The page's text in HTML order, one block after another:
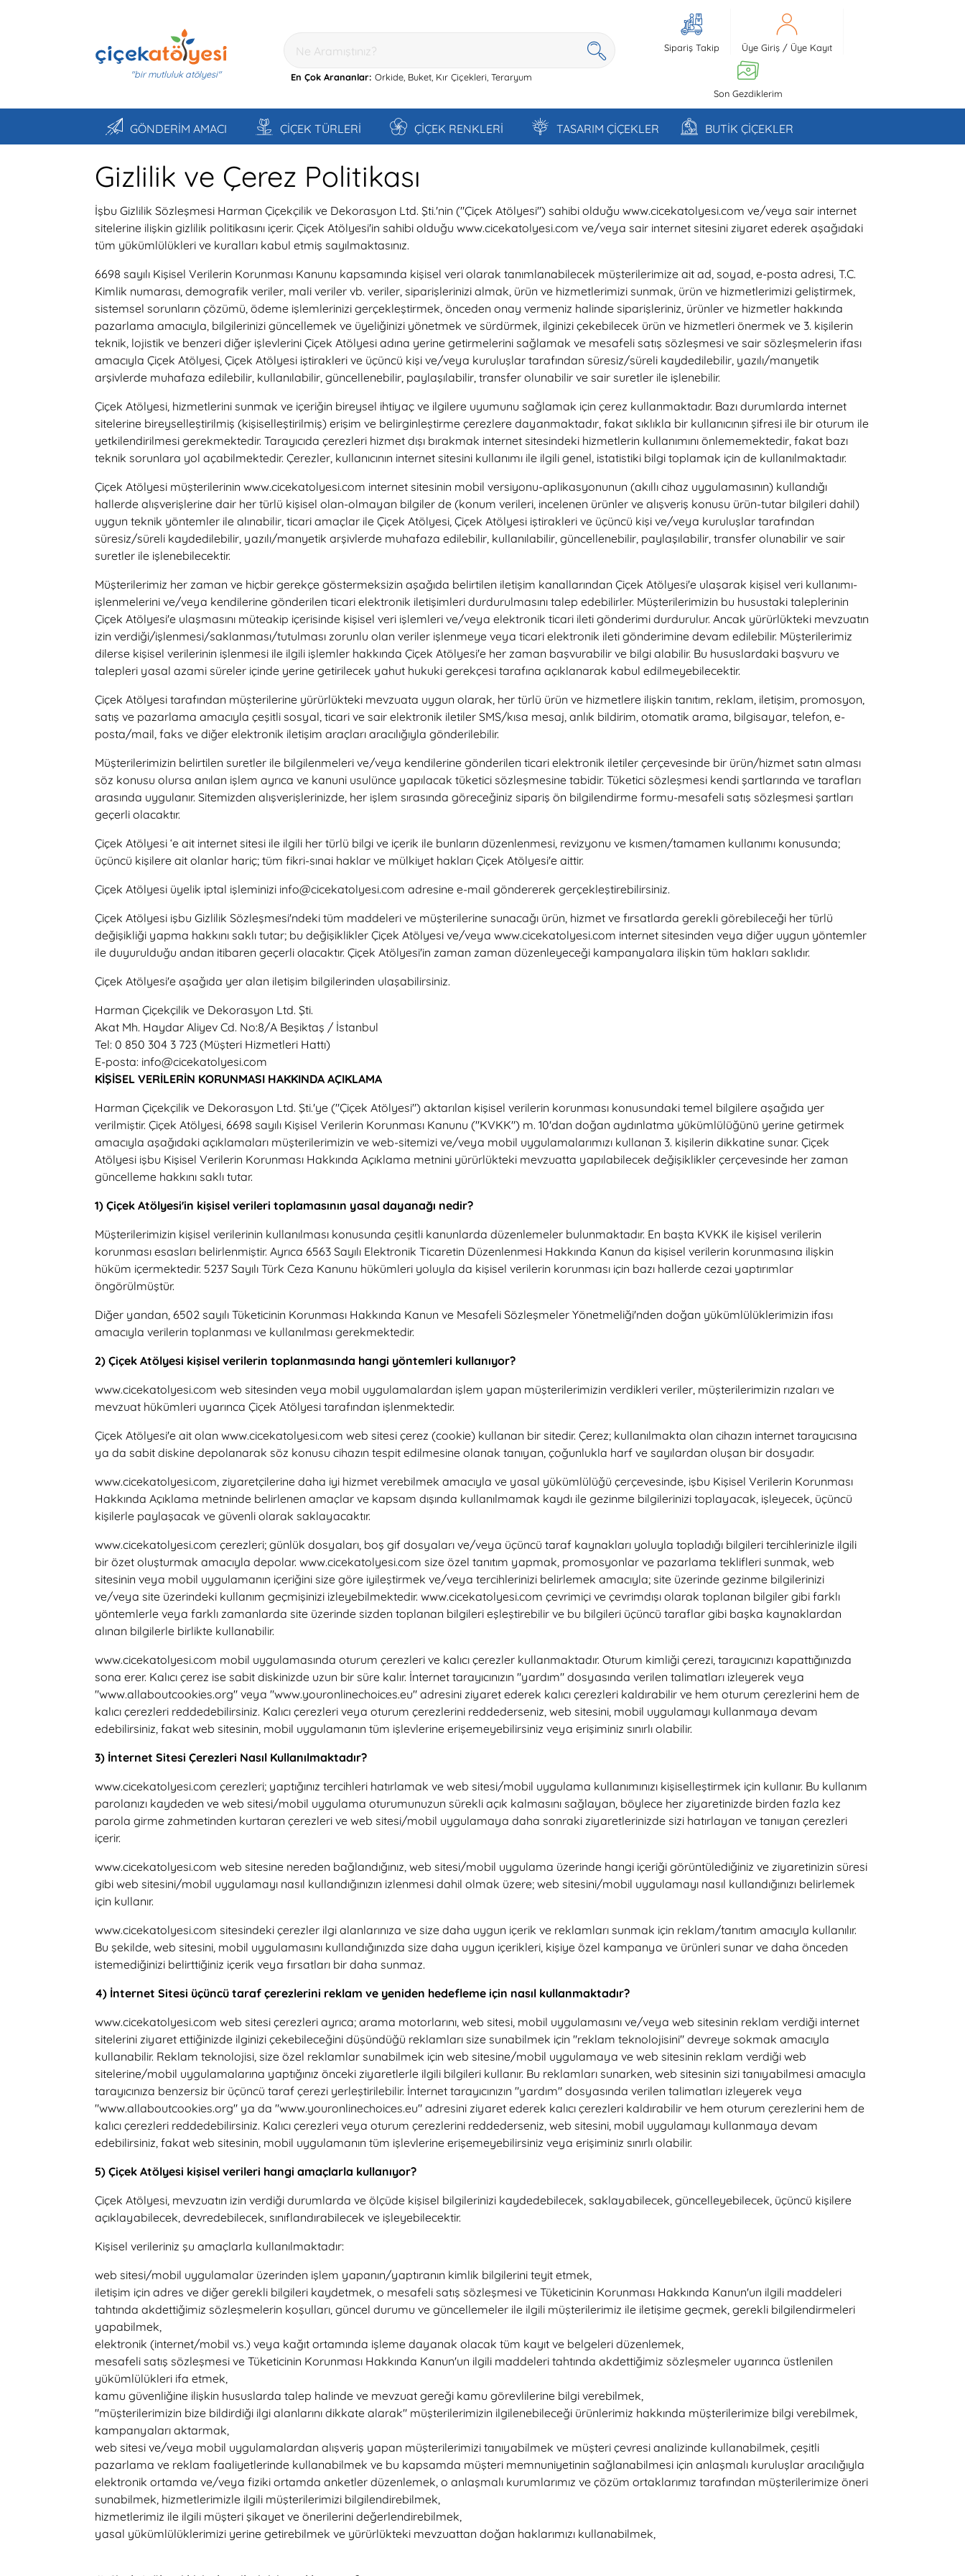
"bir mutluluk atölyesi" En Çok Arananlar: Orkide, Buket, Kır Çiçekleri, Teraryum
Sipariş Takip Üye Giriş/ Üye Kayıt
Son Gezdiklerim
GÖNDERİM AMACI ÇİÇEK TÜRLERİ ÇİÇEK RENKLERİ TASARIM ÇİÇEKLER BUTİK ÇİÇEKLER
Gizlilik ve Çerez Politikası
İşbu Gizlilik Sözleşmesi Harman Çiçekçilik ve Dekorasyon Ltd. Şti.'nin ("Çiçek Atölyesi") sahibi olduğu www.cicekatolyesi.com ve/veya sair internet
sitelerine ilişkin gizlilik politikasını içerir. Çiçek Atölyesi'in sahibi olduğu www.cicekatolyesi.com ve/veya sair internet sitesini ziyaret ederek aşağıdaki
tüm yükümlülükleri ve kuralları kabul etmiş sayılmaktasınız.
6698 sayılı Kişisel Verilerin Korunması Kanunu kapsamında kişisel veri olarak tanımlanabilecek müşterilerimize ait ad, soyad, e-posta adresi, T.C.
Kimlik numarası, demografik veriler, mali veriler vb. veriler, siparişlerinizi almak, ürün ve hizmetlerimizi sunmak, ürün ve hizmetlerimizi geliştirmek,
sistemsel sorunların çözümü, ödeme işlemlerinizi gerçekleştirmek, önceden onay vermeniz halinde siparişleriniz, ürünler ve hizmetler hakkında
pazarlama amacıyla, bilgilerinizi güncellemek ve üyeliğinizi yönetmek ve sürdürmek, ilginizi çekebilecek ürün ve hizmetleri önermek ve 3. kişilerin
teknik, lojistik ve benzeri diğer işlevlerini Çiçek Atölyesi adına yerine getirmelerini sağlamak ve mesafeli satış sözleşmesi ve sair sözleşmelerin ifası
amacıyla Çiçek Atölyesi, Çiçek Atölyesi iştirakleri ve üçüncü kişi ve/veya kuruluşlar tarafından süresiz/süreli kaydedilebilir, yazılı/manyetik
arşivlerde muhafaza edilebilir, kullanılabilir, güncellenebilir, paylaşılabilir, transfer olunabilir ve sair suretler ile işlenebilir.
Çiçek Atölyesi, hizmetlerini sunmak ve içeriğin bireysel ihtiyaç ve ilgilere uyumunu sağlamak için çerez kullanmaktadır. Bazı durumlarda internet
sitelerine bireyselleştirilmiş (kişiselleştirilmiş) erişim ve belirginleştirme çerezlere dayanmaktadır, fakat sıklıkla bir kullanıcının şifresi ile bir oturum ile
yetkilendirilmesi gerekmektedir. Tarayıcıda çerezleri hizmet dışı bırakmak internet sitesindeki hizmetlerin kullanımını önlememektedir, fakat bazı
teknik sorunlara yol açabilmektedir. Çerezler, kullanıcının internet sitesini kullanımı ile ilgili genel, istatistiki bilgi toplamak için de kullanılmaktadır.
Çiçek Atölyesi müşterilerinin www.cicekatolyesi.com internet sitesinin mobil versiyonu-aplikasyonunun (akıllı cihaz uygulamasının) kullandığı
hallerde alışverişlerine dair her türlü kişisel olan-olmayan bilgiler de (konum verileri, incelenen ürünler ve alışveriş konusu ürün-tutar bilgileri dahil)
uygun teknik yöntemler ile alınabilir, ticari amaçlar ile Çiçek Atölyesi, Çiçek Atölyesi iştirakleri ve üçüncü kişi ve/veya kuruluşlar tarafından
süresiz/süreli kaydedilebilir, yazılı/manyetik arşivlerde muhafaza edilebilir, kullanılabilir, güncellenebilir, paylaşılabilir, transfer olunabilir ve sair
suretler ile işlenebilecektir.
Müşterilerimiz her zaman ve hiçbir gerekçe göstermeksizin aşağıda belirtilen iletişim kanallarından Çiçek Atölyesi'e ulaşarak kişisel veri kullanımı-
işlenmelerini ve/veya kendilerine gönderilen ticari elektronik iletişimleri durdurulmasını talep edebilirler. Müşterilerimizin bu husustaki taleplerinin
Çiçek Atölyesi'e ulaşmasını müteakip içerisinde kişisel veri işlemleri ve/veya elektronik ticari ileti gönderimi durdurulur. Ancak yürürlükteki mevzuatın
izin verdiği/işlenmesi/saklanması/tutulması zorunlu olan veriler işlenmeye veya ticari elektronik ileti gönderimine devam edilebilir. Müşterilerimiz
dilerse kişisel verilerinin işlenmesi ile ilgili işlemler hakkında Çiçek Atölyesi'e her zaman başvurabilir ve bilgi alabilir. Bu hususlardaki başvuru ve
talepleri yasal azami süreler içinde yerine getirilecek yahut hukuki gerekçesi tarafına açıklanarak kabul edilmeyebilecektir.
Çiçek Atölyesi tarafından müşterilerine yürürlükteki mevzuata uygun olarak, her türlü ürün ve hizmetlere ilişkin tanıtım, reklam, iletişim, promosyon,
satış ve pazarlama amacıyla çeşitli sosyal, ticari ve sair elektronik iletiler SMS/kısa mesaj, anlık bildirim, otomatik arama, bilgisayar, telefon, e-
posta/mail, faks ve diğer elektronik iletişim araçları aracılığıyla gönderilebilir.
Müşterilerimizin belirtilen suretler ile bilgilenmeleri ve/veya kendilerine gönderilen ticari elektronik iletiler çerçevesinde bir ürün/hizmet satın alması
söz konusu olursa anılan işlem ayrıca ve kanuni usulünce yapılacak tüketici sözleşmesine tabidir. Tüketici sözleşmesi kendi şartlarında ve tarafları
arasında uygulanır. Sitemizden alışverişlerinizde, her işlem sırasında göreceğiniz sipariş ön bilgilendirme formu-mesafeli satış sözleşmesi şartları
geçerli olacaktır.
Çiçek Atölyesi ‘e ait internet sitesi ile ilgili her türlü bilgi ve içerik ile bunların düzenlenmesi, revizyonu ve kısmen/tamamen kullanımı konusunda;
üçüncü kişilere ait olanlar hariç; tüm fikri-sınai haklar ve mülkiyet hakları Çiçek Atölyesi'e aittir.
Çiçek Atölyesi üyelik iptal işleminizi info@cicekatolyesi.com adresine e-mail göndererek gerçekleştirebilirsiniz.
Çiçek Atölyesi işbu Gizlilik Sözleşmesi'ndeki tüm maddeleri ve müşterilerine sunacağı ürün, hizmet ve fırsatlarda gerekli görebileceği her türlü
değişikliği yapma hakkını saklı tutar; bu değişiklikler Çiçek Atölyesi ve/veya www.cicekatolyesi.com internet sitesinden veya diğer uygun yöntemler
ile duyurulduğu andan itibaren geçerli olacaktır. Çiçek Atölyesi'in zaman zaman düzenleyeceği kampanyalara ilişkin tüm hakları saklıdır.
Çiçek Atölyesi'e aşağıda yer alan iletişim bilgilerinden ulaşabilirsiniz.
Harman Çiçekçilik ve Dekorasyon Ltd. Şti.
Akat Mh. Haydar Aliyev Cd. No:8/A Beşiktaş / İstanbul
Tel: 0 850 304 3 723 (Müşteri Hizmetleri Hattı)
E-posta: info@cicekatolyesi.com
KİŞİSEL VERİLERİN KORUNMASI HAKKINDA AÇIKLAMA
Harman Çiçekçilik ve Dekorasyon Ltd. Şti.'ye ("Çiçek Atölyesi") aktarılan kişisel verilerin korunması konusundaki temel bilgilere aşağıda yer
verilmiştir. Çiçek Atölyesi, 6698 sayılı Kişisel Verilerin Korunması Kanunu ("KVKK") m. 10'dan doğan aydınlatma yükümlülüğünü yerine getirmek
amacıyla aşağıdaki açıklamaları müşterilerimizin ve web-sitemizi ve/veya mobil uygulamalarımızı kullanan 3. kişilerin dikkatine sunar. Çiçek
Atölyesi işbu Kişisel Verilerin Korunması Hakkında Açıklama metnini yürürlükteki mevzuatta yapılabilecek değişiklikler çerçevesinde her zaman
güncelleme hakkını saklı tutar.
1) Çiçek Atölyesi'in kişisel verileri toplamasının yasal dayanağı nedir?
Müşterilerimizin kişisel verilerinin kullanılması konusunda çeşitli kanunlarda düzenlemeler bulunmaktadır. En başta KVKK ile kişisel verilerin
korunması esasları belirlenmiştir. Ayrıca 6563 Sayılı Elektronik Ticaretin Düzenlenmesi Hakkında Kanun da kişisel verilerin korunmasına ilişkin
hüküm içermektedir. 5237 Sayılı Türk Ceza Kanunu hükümleri yoluyla da kişisel verilerin korunması için bazı hallerde cezai yaptırımlar
öngörülmüştür.
Diğer yandan, 6502 sayılı Tüketicinin Korunması Hakkında Kanun ve Mesafeli Sözleşmeler Yönetmeliği'nden doğan yükümlülüklerimizin ifası
amacıyla verilerin toplanması ve kullanılması gerekmektedir.
2) Çiçek Atölyesi kişisel verilerin toplanmasında hangi yöntemleri kullanıyor?
www.cicekatolyesi.com web sitesinden veya mobil uygulamalardan işlem yapan müşterilerimizin verdikleri veriler, müşterilerimizin rızaları ve
mevzuat hükümleri uyarınca Çiçek Atölyesi tarafından işlenmektedir.
Çiçek Atölyesi'e ait olan www.cicekatolyesi.com web sitesi çerez (cookie) kullanan bir sitedir. Çerez; kullanılmakta olan cihazın internet tarayıcısına
ya da sabit diskine depolanarak söz konusu cihazın tespit edilmesine olanak tanıyan, çoğunlukla harf ve sayılardan oluşan bir dosyadır.
www.cicekatolyesi.com, ziyaretçilerine daha iyi hizmet verebilmek amacıyla ve yasal yükümlülüğü çerçevesinde, işbu Kişisel Verilerin Korunması
Hakkında Açıklama metninde belirlenen amaçlar ve kapsam dışında kullanılmamak kaydı ile gezinme bilgilerinizi toplayacak, işleyecek, üçüncü
kişilerle paylaşacak ve güvenli olarak saklayacaktır.
www.cicekatolyesi.com çerezleri; günlük dosyaları, boş gif dosyaları ve/veya üçüncü taraf kaynakları yoluyla topladığı bilgileri tercihlerinizle ilgili
bir özet oluşturmak amacıyla depolar. www.cicekatolyesi.com size özel tanıtım yapmak, promosyonlar ve pazarlama teklifleri sunmak, web
sitesinin veya mobil uygulamanın içeriğini size göre iyileştirmek ve/veya tercihlerinizi belirlemek amacıyla; site üzerinde gezinme bilgilerinizi
ve/veya site üzerindeki kullanım geçmişinizi izleyebilmektedir. www.cicekatolyesi.com çevrimiçi ve çevrimdışı olarak toplanan bilgiler gibi farklı
yöntemlerle veya farklı zamanlarda site üzerinde sizden toplanan bilgileri eşleştirebilir ve bu bilgileri üçüncü taraflar gibi başka kaynaklardan
alınan bilgilerle birlikte kullanabilir.
www.cicekatolyesi.com mobil uygulamasında oturum çerezleri ve kalıcı çerezler kullanmaktadır. Oturum kimliği çerezi, tarayıcınızı kapattığınızda
sona erer. Kalıcı çerez ise sabit diskinizde uzun bir süre kalır. İnternet tarayıcınızın "yardım" dosyasında verilen talimatları izleyerek veya
"www.allaboutcookies.org" veya "www.youronlinechoices.eu" adresini ziyaret ederek kalıcı çerezleri kaldırabilir ve hem oturum çerezlerini hem de
kalıcı çerezleri reddedebilirsiniz. Kalıcı çerezleri veya oturum çerezlerini reddederseniz, web sitesini, mobil uygulamayı kullanmaya devam
edebilirsiniz, fakat web sitesinin, mobil uygulamanın tüm işlevlerine erişemeyebilirsiniz veya erişiminiz sınırlı olabilir.
3) İnternet Sitesi Çerezleri Nasıl Kullanılmaktadır?
www.cicekatolyesi.com çerezleri; yaptığınız tercihleri hatırlamak ve web sitesi/mobil uygulama kullanımınızı kişiselleştirmek için kullanır. Bu kullanım
parolanızı kaydeden ve web sitesi/mobil uygulama oturumunuzun sürekli açık kalmasını sağlayan, böylece her ziyaretinizde birden fazla kez
parola girme zahmetinden kurtaran çerezleri ve web sitesi/mobil uygulamaya daha sonraki ziyaretlerinizde sizi hatırlayan ve tanıyan çerezleri
içerir.
www.cicekatolyesi.com web sitesine nereden bağlandığınız, web sitesi/mobil uygulama üzerinde hangi içeriği görüntülediğiniz ve ziyaretinizin süresi
gibi web sitesini/mobil uygulamayı nasıl kullandığınızın izlenmesi dahil olmak üzere; web sitesini/mobil uygulamayı nasıl kullandığınızı belirlemek
için kullanır.
www.cicekatolyesi.com sitesindeki çerezler ilgi alanlarınıza ve size daha uygun içerik ve reklamları sunmak için reklam/tanıtım amacıyla kullanılır.
Bu şekilde, web sitesini, mobil uygulamasını kullandığınızda size daha uygun içerikleri, kişiye özel kampanya ve ürünleri sunar ve daha önceden
istemediğinizi belirttiğiniz içerik veya fırsatları bir daha sunmaz.
4) İnternet Sitesi üçüncü taraf çerezlerini reklam ve yeniden hedefleme için nasıl kullanmaktadır?
www.cicekatolyesi.com web sitesi çerezleri ayrıca; arama motorlarını, web sitesi, mobil uygulamasını ve/veya web sitesinin reklam verdiği internet
sitelerini ziyaret ettiğinizde ilginizi çekebileceğini düşündüğü reklamları size sunabilmek için "reklam teknolojisini" devreye sokmak amacıyla
kullanabilir. Reklam teknolojisi, size özel reklamlar sunabilmek için web sitesine/mobil uygulamaya ve web sitesinin reklam verdiği web
sitelerine/mobil uygulamalarına yaptığınız önceki ziyaretlerle ilgili bilgileri kullanır. Bu reklamları sunarken, web sitesinin sizi tanıyabilmesi amacıyla
tarayıcınıza benzersiz bir üçüncü taraf çerezi yerleştirilebilir. İnternet tarayıcınızın "yardım" dosyasında verilen talimatları izleyerek veya
"www.allaboutcookies.org" ya da "www.youronlinechoices.eu" adresini ziyaret ederek kalıcı çerezleri kaldırabilir ve hem oturum çerezlerini hem de
kalıcı çerezleri reddedebilirsiniz. Kalıcı çerezleri veya oturum çerezlerini reddederseniz, web sitesini, mobil uygulamayı kullanmaya devam
edebilirsiniz, fakat web sitesinin, mobil uygulamanın tüm işlevlerine erişemeyebilirsiniz veya erişiminiz sınırlı olabilir.
5) Çiçek Atölyesi kişisel verileri hangi amaçlarla kullanıyor?
Çiçek Atölyesi, mevzuatın izin verdiği durumlarda ve ölçüde kişisel bilgilerinizi kaydedebilecek, saklayabilecek, güncelleyebilecek, üçüncü kişilere
açıklayabilecek, devredebilecek, sınıflandırabilecek ve işleyebilecektir.
Kişisel verileriniz şu amaçlarla kullanılmaktadır:
web sitesi/mobil uygulamalar üzerinden işlem yapanın/yaptıranın kimlik bilgilerini teyit etmek,
iletişim için adres ve diğer gerekli bilgileri kaydetmek, o mesafeli satış sözleşmesi ve Tüketicinin Korunması Hakkında Kanun'un ilgili maddeleri
tahtında akdettiğimiz sözleşmelerin koşulları, güncel durumu ve güncellemeler ile ilgili müşterilerimiz ile iletişime geçmek, gerekli bilgilendirmeleri
yapabilmek,
elektronik (internet/mobil vs.) veya kağıt ortamında işleme dayanak olacak tüm kayıt ve belgeleri düzenlemek,
mesafeli satış sözleşmesi ve Tüketicinin Korunması Hakkında Kanun'un ilgili maddeleri tahtında akdettiğimiz sözleşmeler uyarınca üstlenilen
yükümlülükleri ifa etmek,
kamu güvenliğine ilişkin hususlarda talep halinde ve mevzuat gereği kamu görevlilerine bilgi verebilmek,
"müşterilerimizin bize bildirdiği ilgi alanlarını dikkate alarak" müşterilerimizin ilgilenebileceği ürünlerimiz hakkında müşterilerimize bilgi verebilmek,
kampanyaları aktarmak,
web sitesi ve/veya mobil uygulamalardan alışveriş yapan müşterilerimizi tanıyabilmek ve müşteri çevresi analizinde kullanabilmek, çeşitli
pazarlama ve reklam faaliyetlerinde kullanabilmek ve bu kapsamda müşteri memnuniyetinin sağlanabilmesi için anlaşmalı kuruluşlar aracılığıyla
elektronik ortamda ve/veya fiziki ortamda anketler düzenlemek, o anlaşmalı kurumlarımız ve çözüm ortaklarımız tarafından müşterilerimize öneri
sunabilmek, hizmetlerimizle ilgili müşterilerimizi bilgilendirebilmek,
hizmetlerimiz ile ilgili müşteri şikayet ve önerilerini değerlendirebilmek,
yasal yükümlülüklerimizi yerine getirebilmek ve yürürlükteki mevzuattan doğan haklarımızı kullanabilmek,